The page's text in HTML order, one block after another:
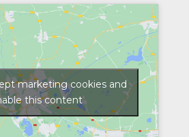
marketing cookies and
this content